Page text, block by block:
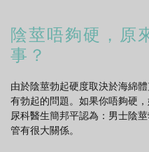
陰莖唔夠硬，原
事？
由於陰莖勃起硬度取決於海綿
有勃起的問題。如果你唔夠硬
尿科醫生簡邦平認為： 男士陰
管有很大關係。